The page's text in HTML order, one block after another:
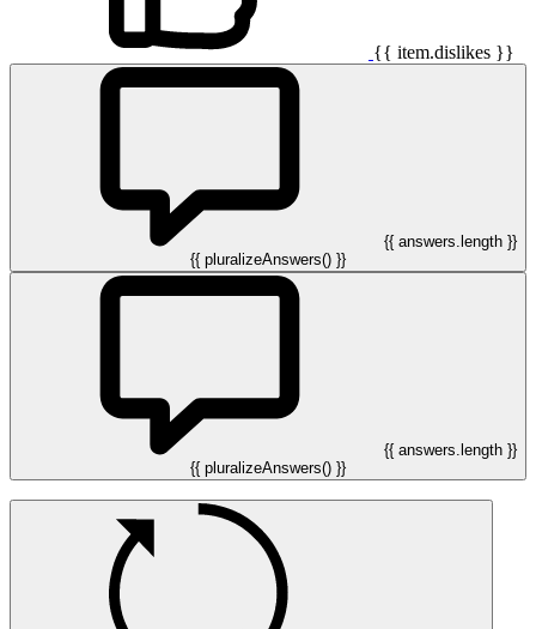
{{ item.dislikes }}
{{ answers.length }}
{{ pluralizeAnswers() }}
{{ answers.length }}
{{ pluralizeAnswers() }}